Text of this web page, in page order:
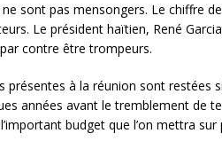
sont pas mensongers. Le chiffre de
Le président haïtien, René
contre être trompeurs.
à la réunion sont restées
années avant le tremblement de
budget que l’on mettra sur